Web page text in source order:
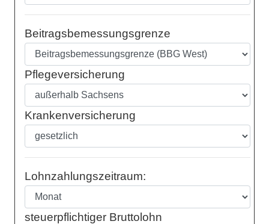
Beitragsbemessungsgrenze
Pflegeversicherung
Krankenversicherung
Lohnzahlungszeitraum:
steuerpflichtiger Bruttolohn